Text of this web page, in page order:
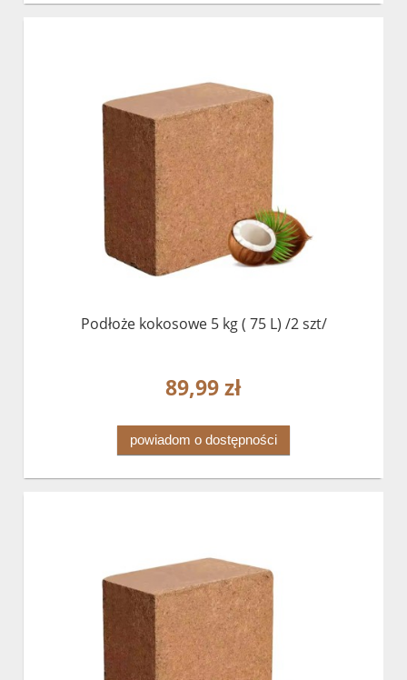
Podłoże kokosowe 5 kg ( 75 L) /2 szt/
89,99 zł
powiadom o dostępności